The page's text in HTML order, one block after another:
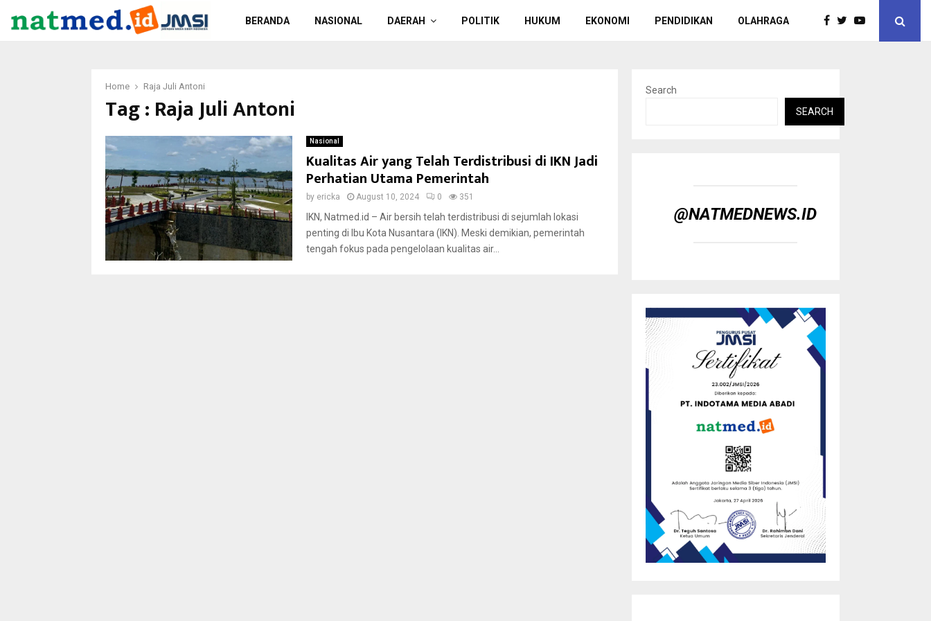
BERANDA NASIONAL DAERAH POLITIK HUKUM EKONOMI PENDIDIKAN OLAHRAGA
Home Raja Juli Antoni
Tag : Raja Juli Antoni
Nasional
Kualitas Air yang Telah Terdistribusi di IKN Jadi
Perhatian Utama Pemerintah
by ericka August 10, 2024 0 351
IKN, Natmed.id – Air bersih telah terdistribusi di sejumlah lokasi
penting di Ibu Kota Nusantara (IKN). Meski demikian, pemerintah
tengah fokus pada pengelolaan kualitas air...
Search
SEARCH
@NATMEDNEWS.ID